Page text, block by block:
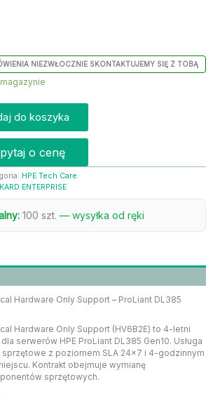
NIEZWŁOCZNIE SKONTAKTUJEMY SIĘ Z TOBĄ
do koszyka
o cenę
HPE Tech Care
ENTERPRISE
100 szt. — wysyłka od ręki
Hardware Only Support – ProLiant DL385
Hardware Only Support (HV6B2E) to 4-letni
serwerów HPE ProLiant DL385 Gen10. Usługa
z poziomem SLA 24×7 i 4-godzinnym
Kontrakt obejmuje wymianę
sprzętowych.